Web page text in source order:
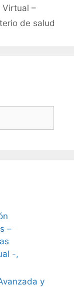
Virtual –
de salud
–
-,
y